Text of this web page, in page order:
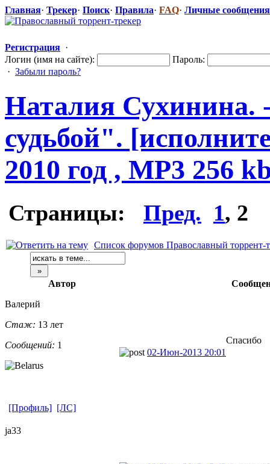
Главная· Трекер· Поиск· Правила· FAQ· Личные сообщения
Регистрация ·
Логин (имя на сайте):
Пароль:
· Забыли пароль?
Наталия Сухинина.
судьбой".
2010 год , MP3 256
Страницы: Пред. 1, 2
Список форумов Православный торрент-
Автор
Валерий
Стаж: 13 лет
Сообщений: 1
02-Июн-2013 20:01
Спасибо
[Профиль] [ЛС]
ja33